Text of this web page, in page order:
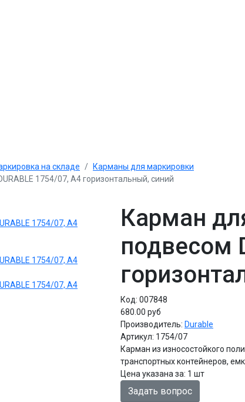
на складе
Карманы для маркировки
1754/07, А4 горизонтальный, синий
Карман
подвесом
Код: 007848
680.00 руб
Производитель: Durable
Артикул: 1754/07
Карман из износостойкого
транспортных контейнеров,
Цена указана за: 1 шт
Задать вопрос